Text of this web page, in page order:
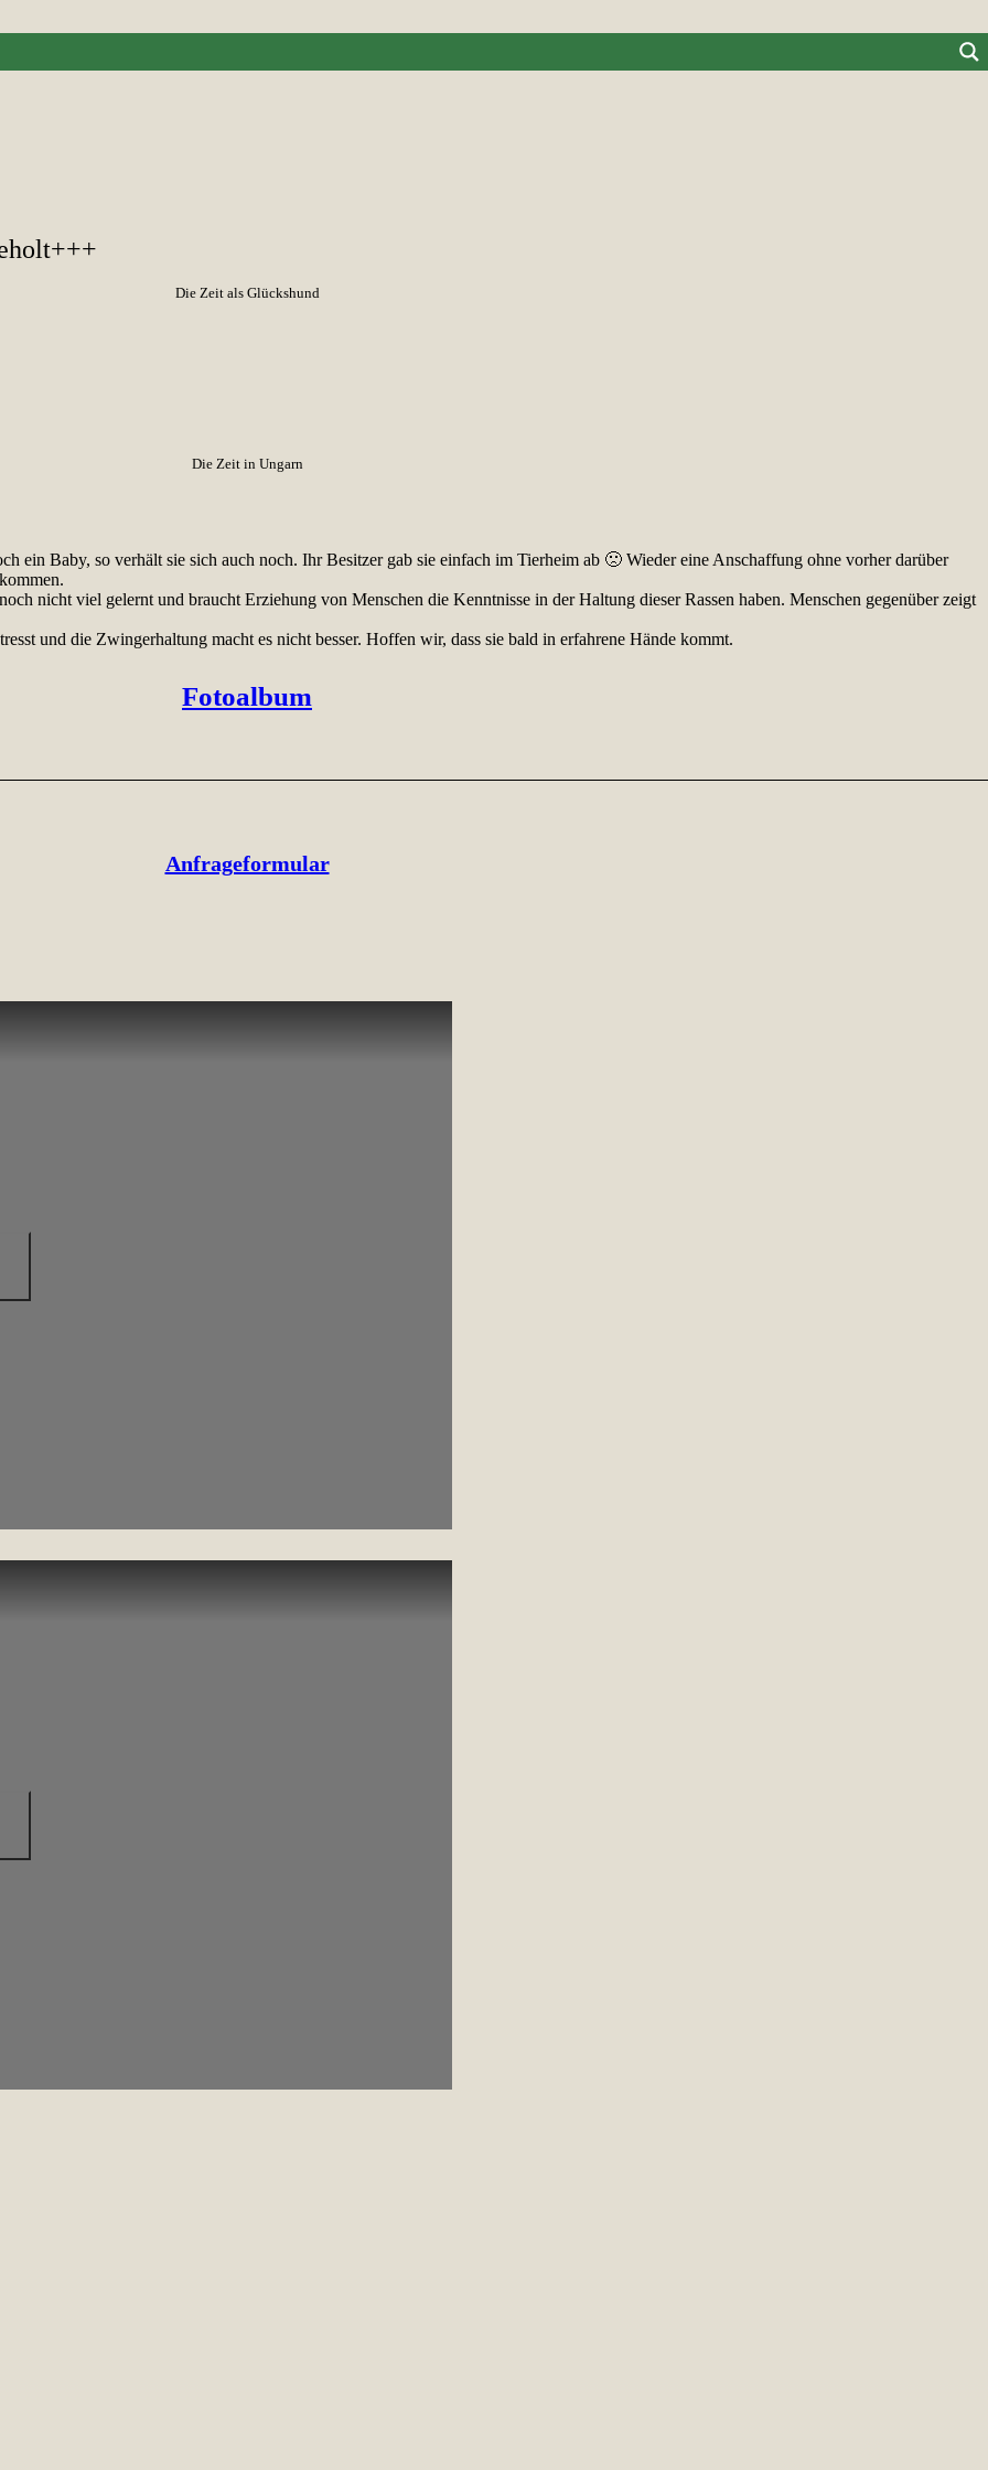
Die Zeit als Glückshund
Die Zeit in Ungarn
ein Baby, so verhält sie sich auch noch. Ihr Besitzer gab sie einfach im Tierheim ab 🙁 Wieder eine Anschaffung ohne vorher darüber
nicht viel gelernt und braucht Erziehung von Menschen die Kenntnisse in der Haltung dieser Rassen haben. Menschen gegenüber zeigt
und die Zwingerhaltung macht es nicht besser. Hoffen wir, dass sie bald in erfahrene Hände kommt.
Fotoalbum
Anfrageformular